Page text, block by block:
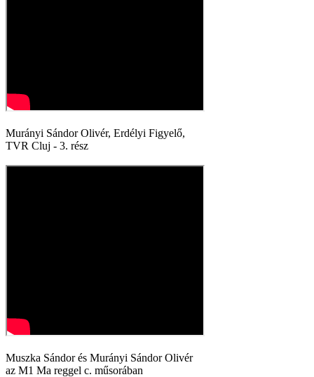
Murányi Sándor Olivér, Erdélyi Figyelő,
TVR Cluj - 3. rész
Muszka Sándor és Murányi Sándor Olivér
az M1 Ma reggel c. műsorában